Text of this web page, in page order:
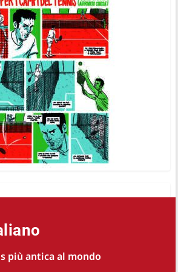
più antica al mondo